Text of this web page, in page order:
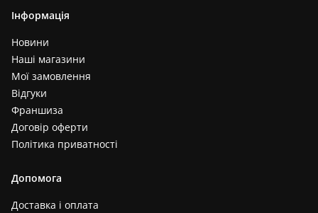
Інформація
Новини
Наші магазини
Мої замовлення
Відгуки
Франшиза
Договір оферти
Політика приватності
Допомога
Доставка і оплата